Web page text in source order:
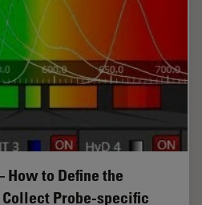
How to Define the
Probe-specific